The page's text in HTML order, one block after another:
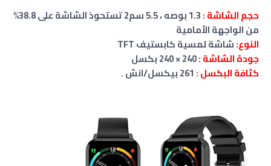
حجمالشاشة:
1.3 بوصه ، 5.5 سم2 تستحوذ الشاشة على 38.8%
من الواجهة الأمامية
النوع:شاشة لمسية كابستيف TFT
جودة الشاشة :
كثافة البكسل :
.